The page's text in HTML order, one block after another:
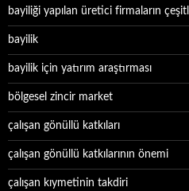
bayiliği yapılan üretici firmaların
bayilik
bayilik için yatırım araştırması
bölgesel zincir market
çalışan gönüllü katkıları
çalışan gönüllü katkılarının önemi
çalışan kıymetinin takdiri